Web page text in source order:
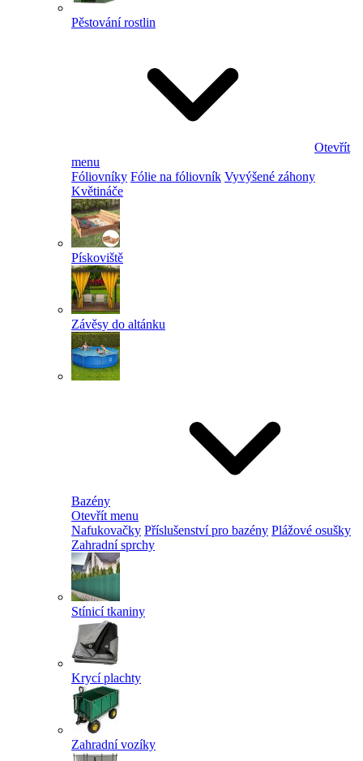
Pěstování rostlin
Otevřít
menu
Fóliovníky Fólie na fóliovník Vyvýšené záhony
Květináče
Pískoviště
Závěsy do altánku
Bazény
Otevřít menu
Nafukovačky Příslušenství pro bazény Plážové osušky
Zahradní sprchy
Stínicí tkaniny
Krycí plachty
Zahradní vozíky